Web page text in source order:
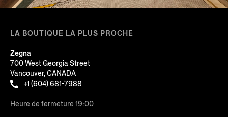
LA BOUTIQUE LA PLUS PROCHE
Zegna
700 West Georgia Street
Vancouver, CANADA
+1 (604) 681-7988
Heure de fermeture 19:00